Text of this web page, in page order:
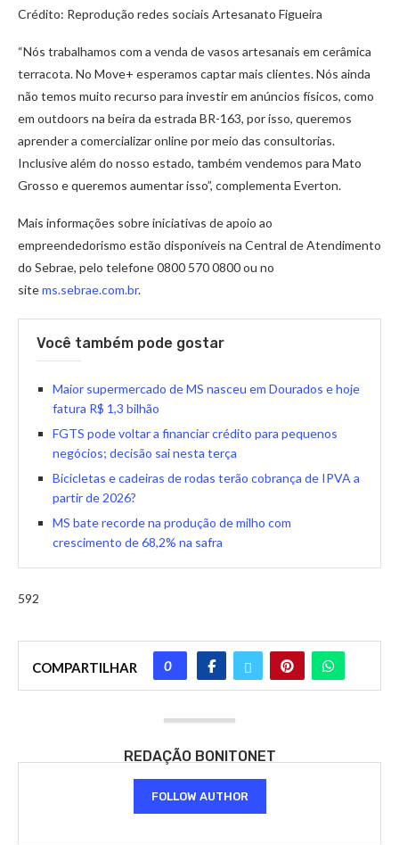
Crédito: Reprodução redes sociais Artesanato Figueira
“Nós trabalhamos com a venda de vasos artesanais em cerâmica
terracota. No Move+ esperamos captar mais clientes. Nós ainda
não temos muito recurso para investir em anúncios físicos, como
em outdoors na beira da estrada BR-163, por isso, queremos
aprender a comercializar online por meio das consultorias.
Inclusive além do nosso estado, também vendemos para Mato
Grosso e queremos aumentar isso”, complementa Everton.
Mais informações sobre iniciativas de apoio ao
empreendedorismo estão disponíveis na Central de Atendimento
do Sebrae, pelo telefone 0800 570 0800 ou no
sitems.sebrae.com.br.
Você também pode gostar
Maior supermercado de MS nasceu em Dourados e hoje
fatura R$ 1,3 bilhão
FGTS pode voltar a financiar crédito para pequenos
negócios; decisão sai nesta terça
Bicicletas e cadeiras de rodas terão cobrança de IPVA a
partir de 2026?
MS bate recorde na produção de milho com
crescimento de 68,2% na safra
592
COMPARTILHAR 0
REDAÇÃO BONITONET
FOLLOW AUTHOR